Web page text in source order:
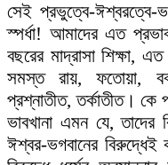
সেই প্রভুত্বে-
স্পর্ধা! আমাদের এত
বছরের মাদ্রাসা শিক্ষা,
সমস্ত রায়, ফতোয়া,
প্রশ্নাতীত, তর্কাতীত।
ভাবখানা এমন যে,
ঈশ্বর-ভগবানের